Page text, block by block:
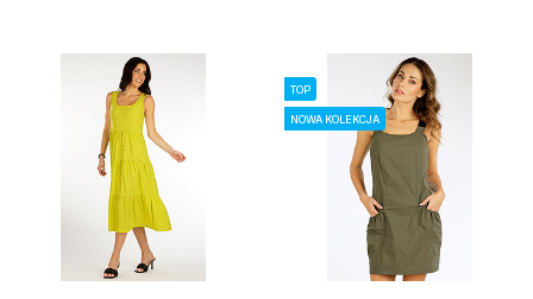
TOP
NOWA KOLEKCJA